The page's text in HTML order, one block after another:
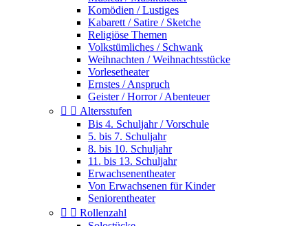
Komödien / Lustiges
Kabarett / Satire / Sketche
Religiöse Themen
Volkstümliches / Schwank
Weihnachten / Weihnachtsstücke
Vorlesetheater
Ernstes / Anspruch
Geister / Horror / Abenteuer
  Altersstufen
Bis 4. Schuljahr / Vorschule
5. bis 7. Schuljahr
8. bis 10. Schuljahr
11. bis 13. Schuljahr
Erwachsenentheater
Von Erwachsenen für Kinder
Seniorentheater
  Rollenzahl